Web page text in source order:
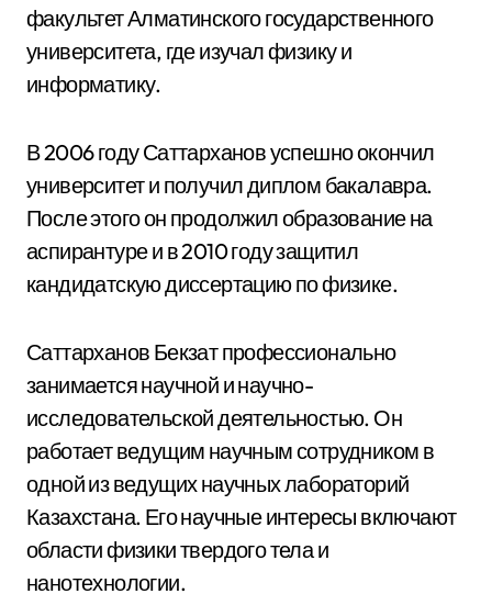
факультет Алматинского государственного
университета, где изучал физику и
информатику.
В 2006 году Саттарханов успешно окончил
университет и получил диплом бакалавра.
После этого он продолжил образование на
аспирантуре и в 2010 году защитил
кандидатскую диссертацию по физике.
Саттарханов Бекзат профессионально
занимается научной и научно-
исследовательской деятельностью. Он
работает ведущим научным сотрудником в
одной из ведущих научных лабораторий
Казахстана. Его научные интересы включают
области физики твердого тела и
нанотехнологии.